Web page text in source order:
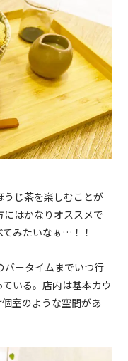
うじ茶を楽しむことが
はかなりオススメで
みたいなぁ…！！
バータイムまでいつ行
いる。店内は基本カウ
室のような空間があ